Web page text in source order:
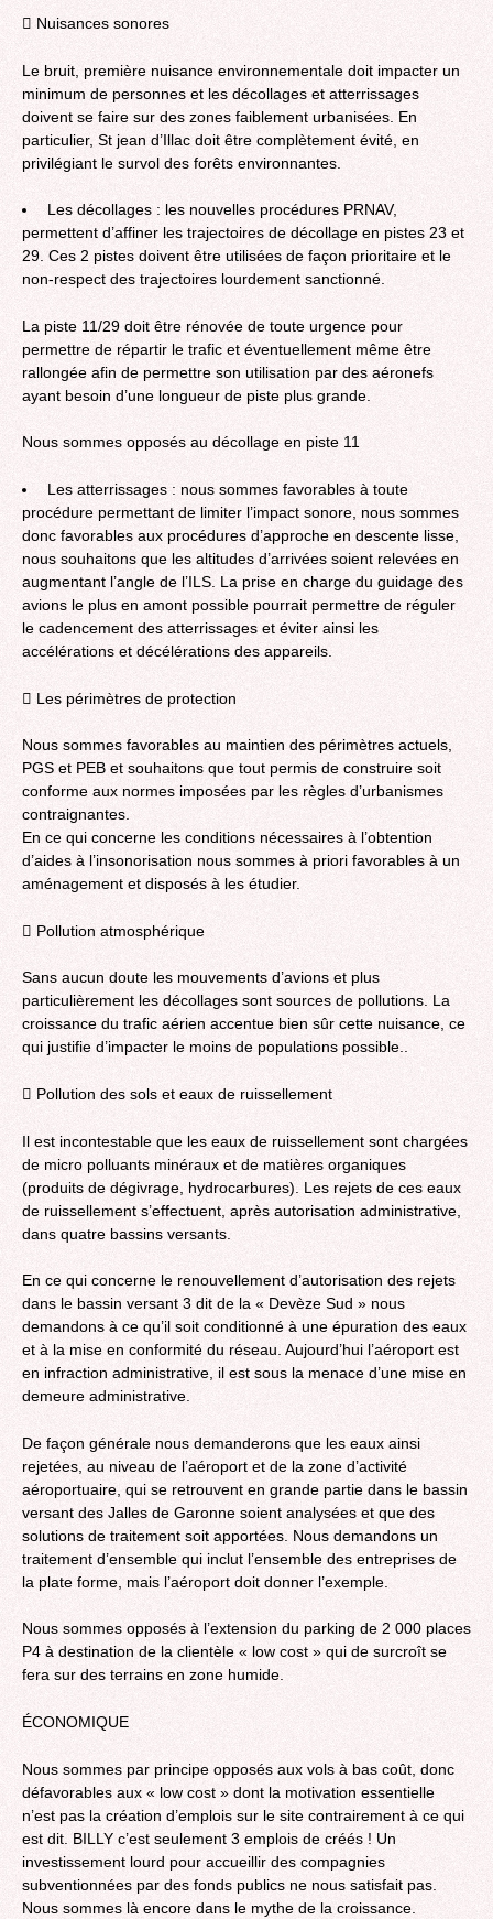
 Nuisances sonores
Le bruit, première nuisance environnementale doit impacter un
minimum de personnes et les décollages et atterrissages
doivent se faire sur des zones faiblement urbanisées. En
particulier, St jean d’Illac doit être complètement évité, en
privilégiant le survol des forêts environnantes.
Les décollages : les nouvelles procédures PRNAV,
permettent d’affiner les trajectoires de décollage en pistes 23 et
29. Ces 2 pistes doivent être utilisées de façon prioritaire et le
non-respect des trajectoires lourdement sanctionné.
La piste 11/29 doit être rénovée de toute urgence pour
permettre de répartir le trafic et éventuellement même être
rallongée afin de permettre son utilisation par des aéronefs
ayant besoin d’une longueur de piste plus grande.
Nous sommes opposés au décollage en piste 11
Les atterrissages : nous sommes favorables à toute
procédure permettant de limiter l’impact sonore, nous sommes
donc favorables aux procédures d’approche en descente lisse,
nous souhaitons que les altitudes d’arrivées soient relevées en
augmentant l’angle de l’ILS. La prise en charge du guidage des
avions le plus en amont possible pourrait permettre de réguler
le cadencement des atterrissages et éviter ainsi les
accélérations et décélérations des appareils.
 Les périmètres de protection
Nous sommes favorables au maintien des périmètres actuels,
PGS et PEB et souhaitons que tout permis de construire soit
conforme aux normes imposées par les règles d’urbanismes
contraignantes.
En ce qui concerne les conditions nécessaires à l’obtention
d’aides à l’insonorisation nous sommes à priori favorables à un
aménagement et disposés à les étudier.
 Pollution atmosphérique
Sans aucun doute les mouvements d’avions et plus
particulièrement les décollages sont sources de pollutions. La
croissance du trafic aérien accentue bien sûr cette nuisance, ce
qui justifie d’impacter le moins de populations possible..
 Pollution des sols et eaux de ruissellement
Il est incontestable que les eaux de ruissellement sont chargées
de micro polluants minéraux et de matières organiques
(produits de dégivrage, hydrocarbures). Les rejets de ces eaux
de ruissellement s’effectuent, après autorisation administrative,
dans quatre bassins versants.
En ce qui concerne le renouvellement d’autorisation des rejets
dans le bassin versant 3 dit de la « Devèze Sud » nous
demandons à ce qu’il soit conditionné à une épuration des eaux
et à la mise en conformité du réseau. Aujourd’hui l’aéroport est
en infraction administrative, il est sous la menace d’une mise en
demeure administrative.
De façon générale nous demanderons que les eaux ainsi
rejetées, au niveau de l’aéroport et de la zone d’activité
aéroportuaire, qui se retrouvent en grande partie dans le bassin
versant des Jalles de Garonne soient analysées et que des
solutions de traitement soit apportées. Nous demandons un
traitement d’ensemble qui inclut l’ensemble des entreprises de
la plate forme, mais l’aéroport doit donner l’exemple.
Nous sommes opposés à l’extension du parking de 2 000 places
P4 à destination de la clientèle « low cost » qui de surcroît se
fera sur des terrains en zone humide.
ÉCONOMIQUE
Nous sommes par principe opposés aux vols à bas coût, donc
défavorables aux « low cost » dont la motivation essentielle
n’est pas la création d’emplois sur le site contrairement à ce qui
est dit. BILLY c’est seulement 3 emplois de créés ! Un
investissement lourd pour accueillir des compagnies
subventionnées par des fonds publics ne nous satisfait pas.
Nous sommes là encore dans le mythe de la croissance.